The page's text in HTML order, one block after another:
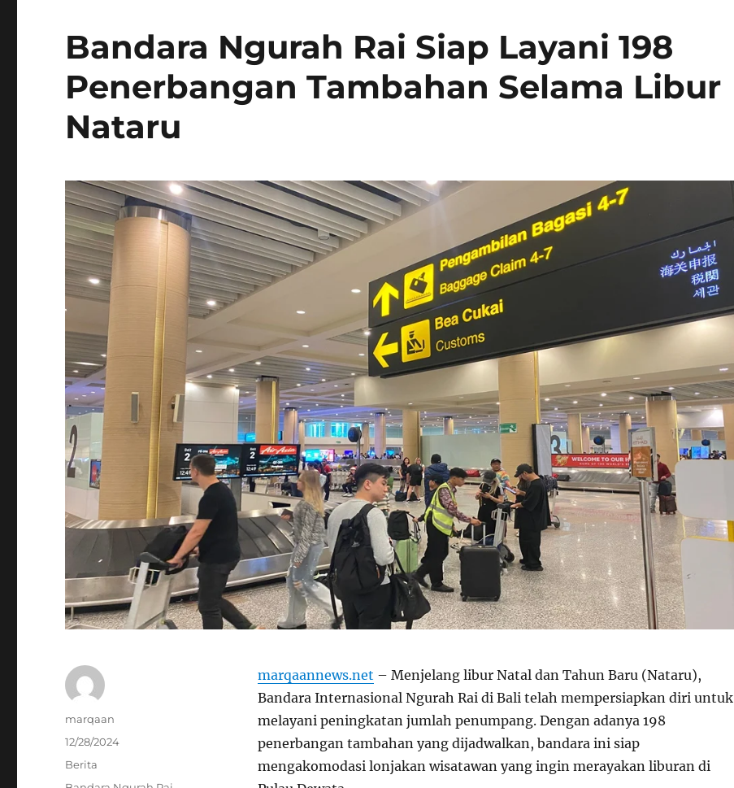
Bandara Ngurah Rai Siap Layani 198
Penerbangan Tambahan Selama Libur
Nataru
marqaannews.net – Menjelang libur Natal dan Tahun Baru (Nataru),
Bandara Internasional Ngurah Rai di Bali telah mempersiapkan diri untuk
melayani peningkatan jumlah penumpang. Dengan adanya 198
penerbangan tambahan yang dijadwalkan, bandara ini siap
mengakomodasi lonjakan wisatawan yang ingin merayakan liburan di
Author
marqaan
Posted
on
12/28/2024
Categories
Berita